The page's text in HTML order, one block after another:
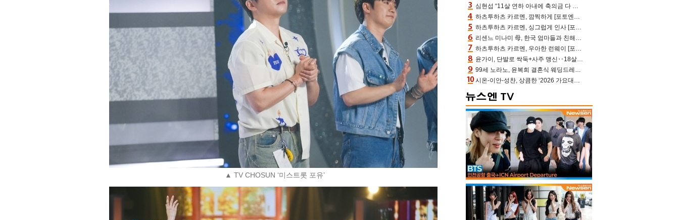
▲ TV CHOSUN ‘미스트롯 포유’
심현섭 “11살 연하 아내에 축의금 다 뺏겨, 집도 아내 명의” (동치미)[결정적장면]
하츠투하츠 카르멘, 깜찍하게 [포토엔HD]
하츠투하츠 카르멘, 싱그럽게 인사 [포토엔HD]
리센느 미나미 母, 한국 엄마들과 친해진 비결=BTS “최애 정국 얘기로 통해”(전참시)
하츠투하츠 카르멘, 우아한 런웨이 [포토엔HD]
윤가이, 단발로 싹둑+사주 맹신‥18살 연상 ♥장기하 반한 엉뚱·열정 매력(전참시)
99세 노라노, 윤복희 결혼식 웨딩드레스 제작자였다…극찬 세례
시온-이안-성찬, 상큼한 ‘2026 가요대전 썸머’ MC [포토엔HD]